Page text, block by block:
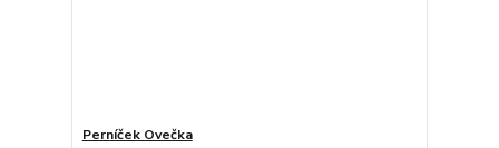
Perníček Ovečka